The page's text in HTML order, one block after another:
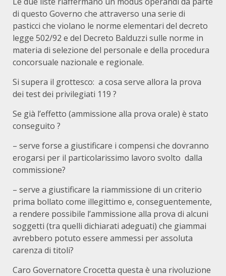
di questo Governo che attraverso una serie di
pasticci che violano le norme elementari del decreto
legge 502/92 e del Decreto Balduzzi sulle norme in
materia di selezione del personale e della procedura
concorsuale nazionale e regionale.
Si supera il grottesco: a cosa serve allora la prova
dei test dei privilegiati 119 ?
Se già l’effetto (ammissione alla prova orale) è stato
conseguito ?
– serve forse a giustificare i compensi che dovranno
erogarsi per il particolarissimo lavoro svolto dalla
commissione?
– serve a giustificare la riammissione di un criterio
prima bollato come illegittimo e, conseguentemente,
a rendere possibile l’ammissione alla prova di alcuni
soggetti (tra quelli dichiarati adeguati) che giammai
avrebbero potuto essere ammessi per assoluta
carenza di titoli?
Caro Governatore Crocetta questa è una rivoluzione